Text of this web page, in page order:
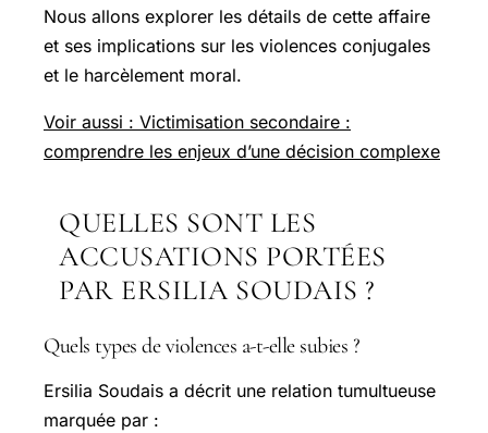
Nous allons explorer les détails de cette affaire
et ses implications sur les violences conjugales
et le harcèlement moral.
Voir aussi : Victimisation secondaire :
comprendre les enjeux d’une décision complexe
QUELLES SONT LES
ACCUSATIONS PORTÉES
PAR ERSILIA SOUDAIS ?
Quels types de violences a-t-elle subies ?
Ersilia Soudais a décrit une relation tumultueuse
marquée par :